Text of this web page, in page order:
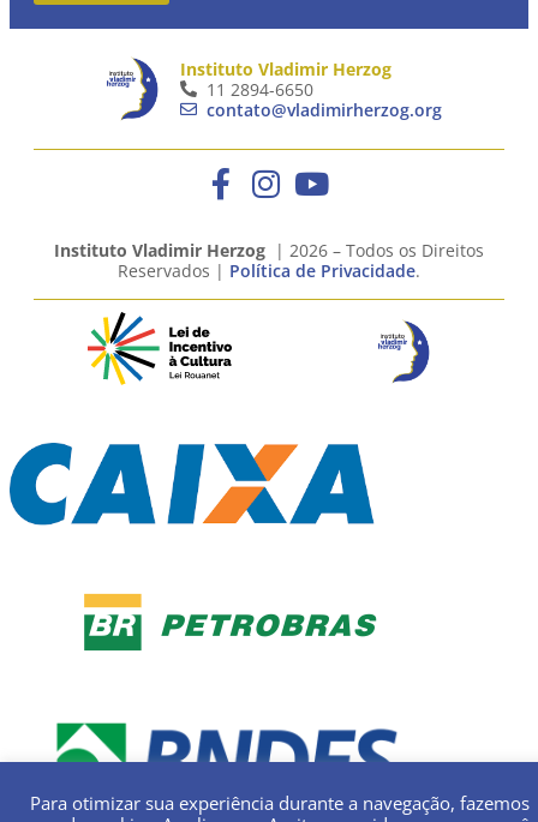
Instituto Vladimir Herzog
11 2894-6650
contato@vladimirherzog.org
Instituto Vladimir Herzog | 2026 – Todos os Direitos
Reservados | Política de Privacidade.
Para otimizar sua experiência durante a navegação, fazemos